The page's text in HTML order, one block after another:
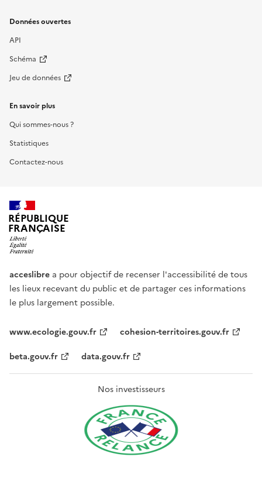
Données ouvertes
API
Schéma
Jeu de données
En savoir plus
Qui sommes-nous ?
Statistiques
Contactez-nous
RÉPUBLIQUE
FRANÇAISE
acceslibre a pour objectif de recenser l'accessibilité de tous
les lieux recevant du public et de partager ces informations
le plus largement possible.
www.ecologie.gouv.fr
cohesion-territoires.gouv.fr
beta.gouv.fr
data.gouv.fr
Nos investisseurs